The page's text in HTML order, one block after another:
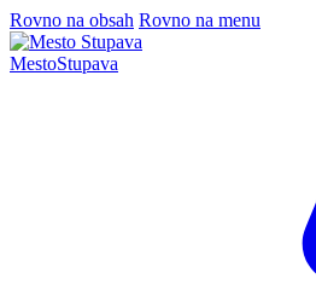
Rovno na obsah Rovno na menu
MestoStupava